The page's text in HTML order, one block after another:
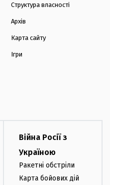
Структура власності
Архів
Карта сайту
Ігри
Війна Росії з
Україною
Ракетні обстріли
Карта бойових дій